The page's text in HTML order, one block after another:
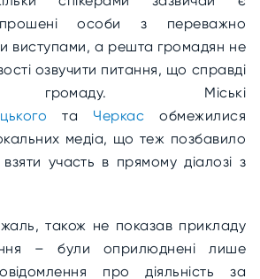
особи з переважно
виступами, а решта громадян не
озвучити питання, що справді
громаду. Міські
та Черкас обмежилися
медіа, що теж позбавило
участь в прямому діалозі з
також не показав прикладу
– були оприлюднені лише
про діяльність за